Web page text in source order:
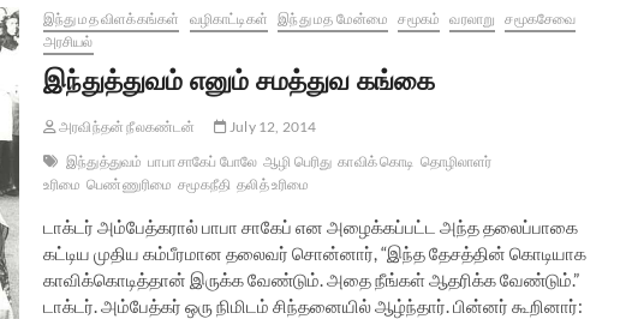
இந்து மத விளக்கங்கள் வழிகாட்டிகள் இந்து மத மேன்மை சமூகம் வரலாறு
சமூகசேவை
அரசியல்
இந்துத்துவம் எனும் சமத்துவ கங்கை
அரவிந்தன் நீலகண்டன்
July 12, 2014
இந்துத்துவம் பாபா சாகேப் போலே ஆழி பெரிது காவிக் கொடி தொழிலாளர்
உரிமை பெண்ணுரிமை சமூகநீதி தலித் உரிமை
டாக்டர் அம்பேத்கரால் பாபா சாகேப் என அழைக்கப்பட்ட அந்த தலைப்பாகை
கட்டிய முதிய கம்பீரமான தலைவர் சொன்னார், “இந்த தேசத்தின் கொடியாக
காவிக்கொடித்தான் இருக்க வேண்டும். அதை நீங்கள் ஆதரிக்க வேண்டும்.”
டாக்டர். அம்பேத்கர் ஒரு நிமிடம் சிந்தனையில் ஆழ்ந்தார். பின்னர் கூறினார்: